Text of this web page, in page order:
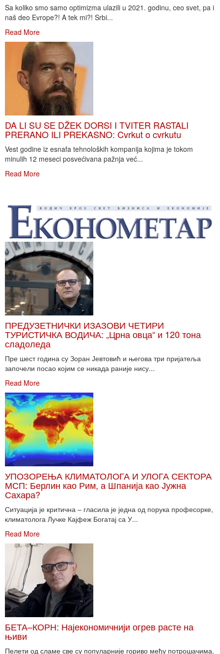
Sa koliko smo samo optimizma ulazili u 2021. godinu, ceo svet, pa i
naš deo Evrope?! A tek mi?! Srbi...
Read More
DA LI SU SE DŽEK DORSI I TVITER RASTALI
PRERANO ILI PREKASNO: Cvrkut o cvrkutu
Vest godine iz esnafa tehnoloških kompanija kojima je tokom
minulih 12 meseci posvećivana pažnja već...
Read More
ПРЕДУЗЕТНИЧКИ ИЗАЗОВИ ЧЕТИРИ
ТУРИСТИЧКА ВОДИЧА: „Црна овца“ и 120 тона
сладоледа
Пре шест година су Зоран Јевтовић и његова три пријатеља
започели посао којим се никада раније нису...
Read More
УПОЗОРЕЊА КЛИМАТОЛОГА И УЛОГА СЕКТОРА
МСП: Берлин као Рим, а Шпанија као Јужна
Сахара?
Ситуација је критична – гласила је једна од порука професорке,
климатолога Лучке Кајфеж Богатај са У...
Read More
БЕТА–КОРН: Најекономичнији огрев расте на
њиви
Пелети од сламе све су популарније гориво међу потрошачима.